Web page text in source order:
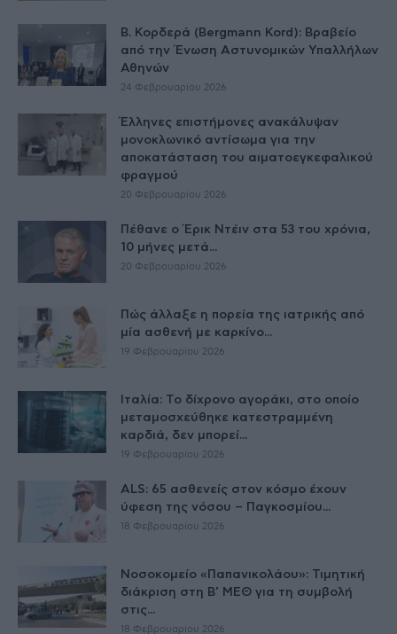
Β. Κορδερά (Bergmann Kord): Βραβείο
από την Ένωση Αστυνομικών Υπαλλήλων
Αθηνών
24 Φεβρουαρίου 2026
Έλληνες επιστήμονες ανακάλυψαν
μονοκλωνικό αντίσωμα για την
αποκατάσταση του αιματοεγκεφαλικού
φραγμού
20 Φεβρουαρίου 2026
Πέθανε ο Έρικ Ντέιν στα 53 του χρόνια,
10 μήνες μετά...
20 Φεβρουαρίου 2026
Πώς άλλαξε η πορεία της ιατρικής από
μία ασθενή με καρκίνο...
19 Φεβρουαρίου 2026
Ιταλία: Το δίχρονο αγοράκι, στο οποίο
μεταμοσχεύθηκε κατεστραμμένη
καρδιά, δεν μπορεί...
19 Φεβρουαρίου 2026
ALS: 65 ασθενείς στον κόσμο έχουν
ύφεση της νόσου – Παγκοσμίου...
18 Φεβρουαρίου 2026
Νοσοκομείο «Παπανικολάου»: Τιμητική
διάκριση στη Β’ ΜΕΘ για τη συμβολή
στις...
18 Φεβρουαρίου 2026